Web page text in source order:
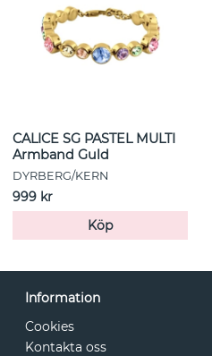
CALICE SG PASTEL MULTI
Armband Guld
DYRBERG/KERN
999 kr
Köp
Information
Cookies
Kontakta oss